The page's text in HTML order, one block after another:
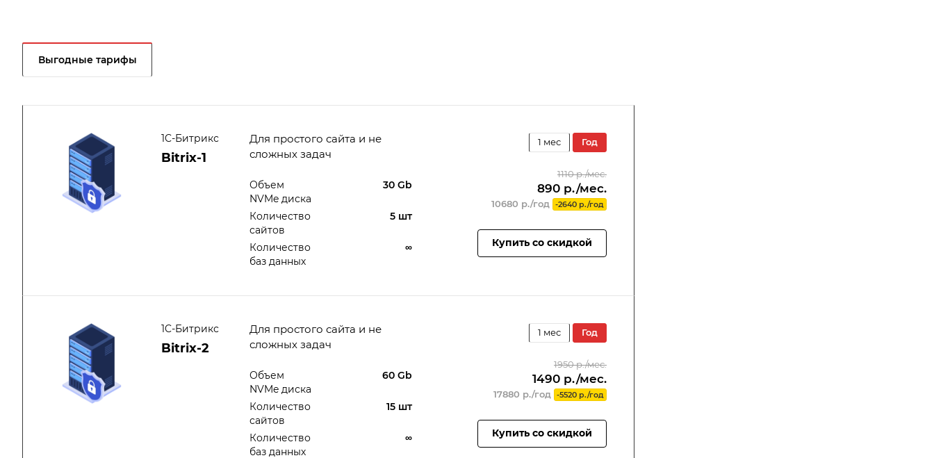
Выгодные тарифы
1C-Битрикс
Bitrix-1
Для простого сайта и не
сложных задач
Объем
NVMe диска
30 Gb
Количество
сайтов
5 шт
Количество
баз данных
∞
1 мес год
1110 р./мес.
890 р./мес.
10680 р./год -2640 р./год
Купить со скидкой
1C-Битрикс
Bitrix-2
Для простого сайта и не
сложных задач
Объем
NVMe диска
60 Gb
Количество
сайтов
15 шт
Количество
баз данных
∞
1 мес год
1950 р./мес.
1490 р./мес.
17880 р./год -5520 р./год
Купить со скидкой